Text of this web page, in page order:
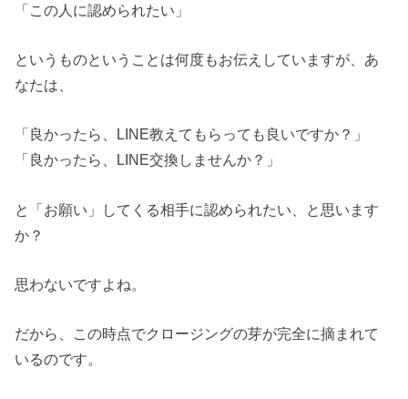
「この人に認められたい」
というものということは何度もお伝えしていますが、あ
なたは、
「良かったら、LINE教えてもらっても良いですか？」
「良かったら、LINE交換しませんか？」
と「お願い」してくる相手に認められたい、と思います
か？
思わないですよね。
だから、この時点でクロージングの芽が完全に摘まれて
いるのです。